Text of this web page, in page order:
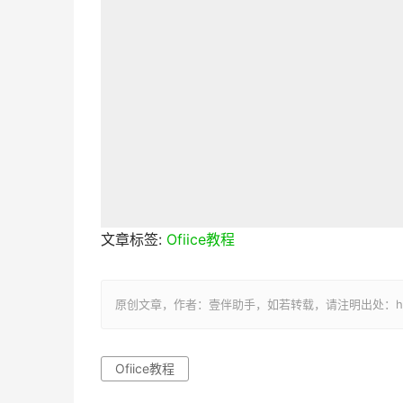
文章标签: Ofiice教程
原创文章，作者：壹伴助手，如若转载，请注明出处
Ofiice教程